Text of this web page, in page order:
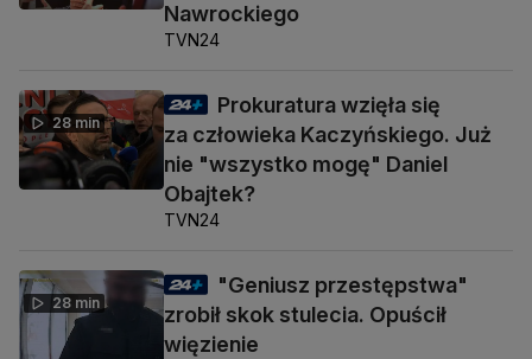
Nawrockiego
TVN24
28 min
Prokuratura wzięła się
za człowieka Kaczyńskiego. Już
nie "wszystko mogę" Daniel
Obajtek?
TVN24
28 min
"Geniusz przestępstwa"
zrobił skok stulecia. Opuścił
więzienie